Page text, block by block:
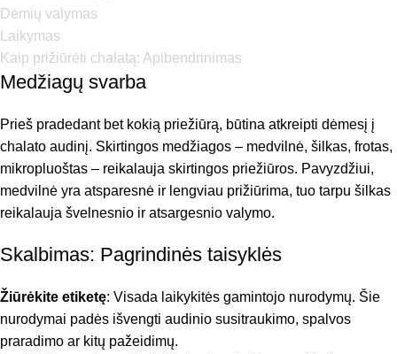
Dėmių valymas
Laikymas
Kaip prižiūrėti chalatą: Apibendrinimas
Medžiagų svarba
Prieš pradedant bet kokią priežiūrą, būtina atkreipti dėmesį į
chalato audinį. Skirtingos medžiagos – medvilnė, šilkas, frotas,
mikropluoštas – reikalauja skirtingos priežiūros. Pavyzdžiui,
medvilnė yra atsparesnė ir lengviau prižiūrima, tuo tarpu šilkas
reikalauja švelnesnio ir atsargesnio valymo.
Skalbimas: Pagrindinės taisyklės
Žiūrėkite etiketę: Visada laikykitės gamintojo nurodymų. Šie
nurodymai padės išvengti audinio susitraukimo, spalvos
praradimo ar kitų pažeidimų.